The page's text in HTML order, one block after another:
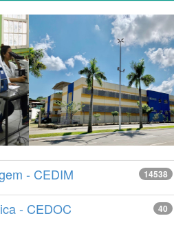
- CEDIM 14538
- CEDOC 40